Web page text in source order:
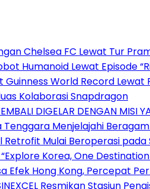
Chelsea FC Lewat Tur
Humanoid Lewat Episode
Guinness World Record
Kolaborasi Snapdragon
DIGELAR DENGAN MISI
Tenggara Menjelajahi
Retrofit Mulai Beroperasi pada
Korea, One
Efek Hong Kong, Percepat
Resmikan Stasiun